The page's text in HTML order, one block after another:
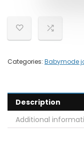
Categories: Babymode
Description
Additional